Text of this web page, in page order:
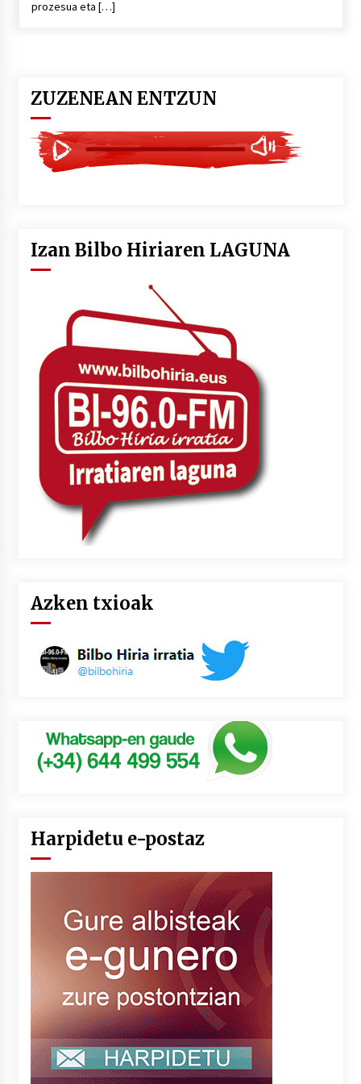
da
2026/07/07
2026/07/03
SOINUGELA: Paul McCartney eta Ringo Starr-en
lan berriak
2026/07/03
MUSIBLA #297: Bide, Boards Of Canada, Somak,
Tiga, Twisted Teens, Underscores, Habia
2026/07/02
prozesua eta […]
ZUZENEAN ENTZUN
Izan Bilbo Hiriaren LAGUNA
Azken txioak
Harpidetu e-postaz